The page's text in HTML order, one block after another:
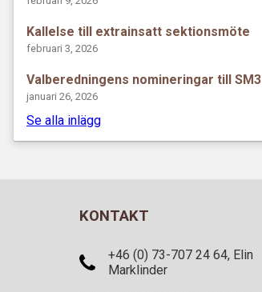
Kallelse till extrainsatt sektionsmöte
februari 3, 2026
Valberedningens nomineringar till SM3
januari 26, 2026
Se alla inlägg
KONTAKT
+46 (0) 73-707 24 64, Elin
Marklinder